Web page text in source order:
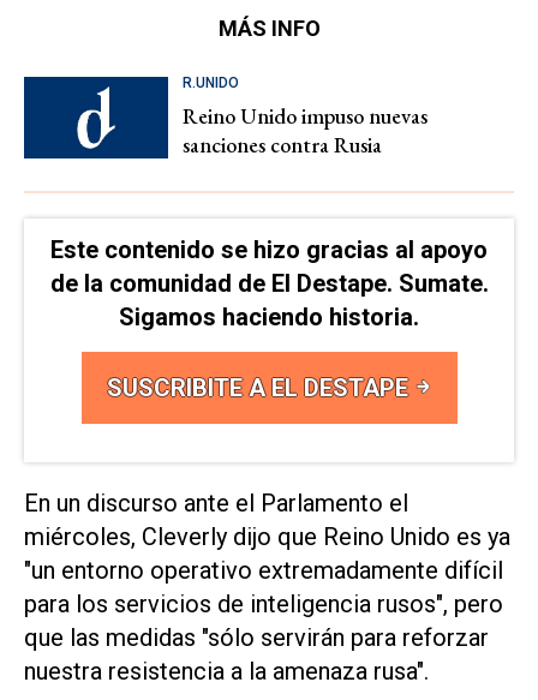
MÁS INFO
R.UNIDO
Reino Unido impuso nuevas
sanciones contra Rusia
Este contenido se hizo gracias al apoyo
de la comunidad de El Destape. Sumate.
Sigamos haciendo historia.
SUSCRIBITE A EL DESTAPE
En un discurso ante el Parlamento el
miércoles, Cleverly dijo que Reino Unido es ya
"un entorno operativo extremadamente difícil
para los servicios de inteligencia rusos", pero
que las medidas "sólo servirán para reforzar
nuestra resistencia a la amenaza rusa".